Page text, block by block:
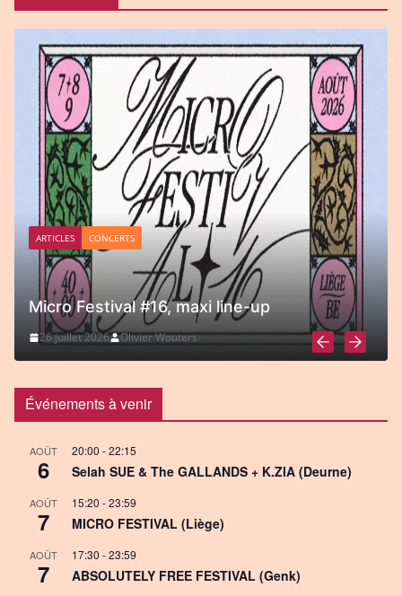
ARTICLES CONCERTS
Micro Festival #16, maxi line-up
26 juillet 2026 Olivier Wouters
Événements à venir
AOÛT
6
20:00 -22:15
Selah SUE & The GALLANDS + K.ZIA (Deurne)
AOÛT
7
15:20 -23:59
MICRO FESTIVAL (Liège)
AOÛT
7
17:30 -23:59
ABSOLUTELY FREE FESTIVAL (Genk)